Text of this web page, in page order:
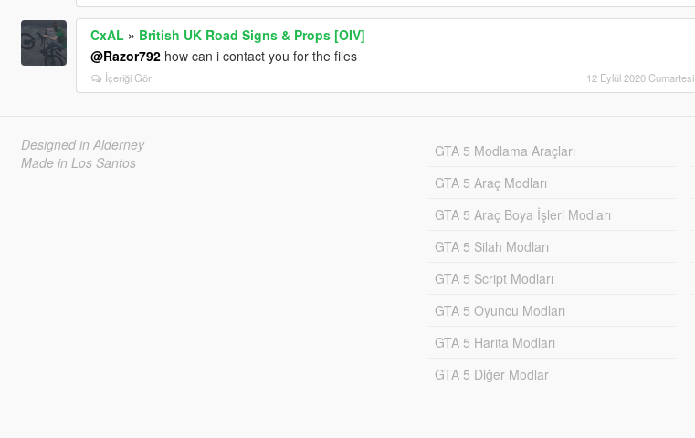
CxAL » British UK Road Signs & Props [OIV]
@Razor792how can i contact you for the files
İçeriği Gör 12 Eylül 2020 Cumartesi
Designed in Alderney
Made in Los Santos
GTA 5 Modlama Araçları
GTA 5 Araç Modları
GTA 5 Araç Boya İşleri Modları
GTA 5 Silah Modları
GTA 5 Script Modları
GTA 5 Oyuncu Modları
GTA 5 Harita Modları
GTA 5 Diğer Modlar